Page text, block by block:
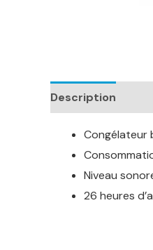
Description
Congélateur
Niveau
26 heures